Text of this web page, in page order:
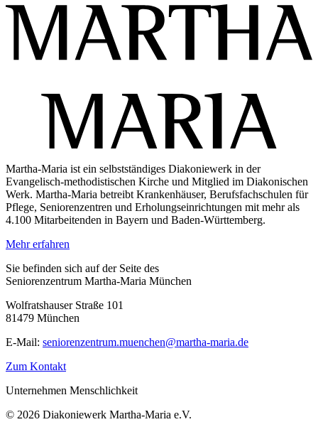
Martha-Maria ist ein selbstständiges Diakoniewerk in der
Evangelisch-methodistischen Kirche und Mitglied im Diakonischen
Werk. Martha-Maria betreibt Krankenhäuser, Berufsfachschulen für
Pflege, Seniorenzentren und Erholungseinrichtungen mit mehr als
4.100 Mitarbeitenden in Bayern und Baden-Württemberg.
Mehr erfahren
Sie befinden sich auf der Seite des
Seniorenzentrum Martha-Maria München
Wolfratshauser Straße 101
81479 München
E-Mail: seniorenzentrum.muenchen@martha-maria.de
Zum Kontakt
Unternehmen Menschlichkeit
© 2026 Diakoniewerk Martha-Maria e.V.